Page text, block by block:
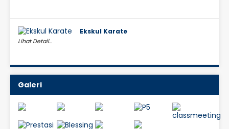
Ekskul Karate
Lihat Detail...
Galeri